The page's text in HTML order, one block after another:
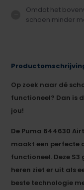
Omdat het
schoen minder
Op zoek naar dé
functioneel? Dan is
jou!
De Puma 644630
maakt een perfecte
functioneel. Deze
heren ziet er uit als
beste technologie